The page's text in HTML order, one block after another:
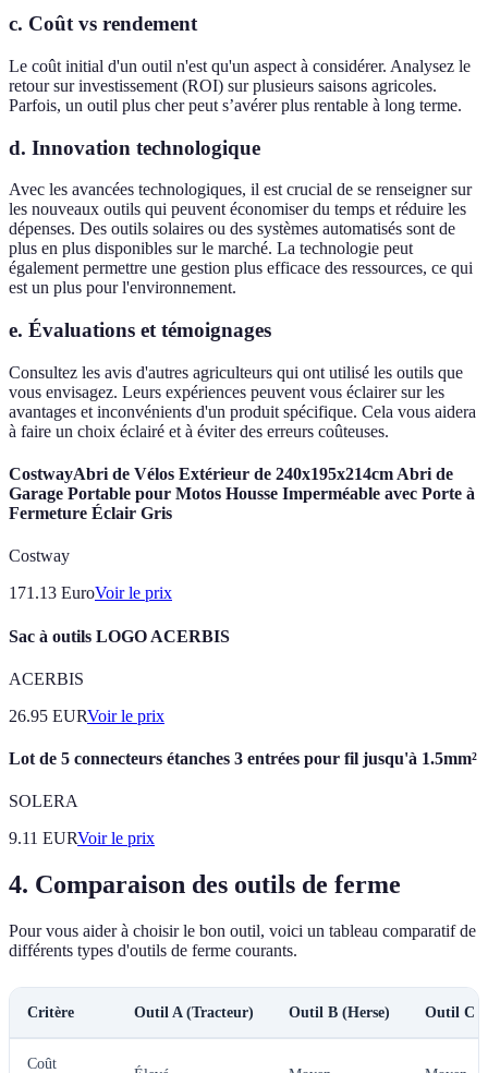
c. Coût vs rendement
Le coût initial d'un outil n'est qu'un aspect à considérer. Analysez le
retour sur investissement (ROI) sur plusieurs saisons agricoles.
Parfois, un outil plus cher peut s’avérer plus rentable à long terme.
d. Innovation technologique
Avec les avancées technologiques, il est crucial de se renseigner sur
les nouveaux outils qui peuvent économiser du temps et réduire les
dépenses. Des outils solaires ou des systèmes automatisés sont de
plus en plus disponibles sur le marché. La technologie peut
également permettre une gestion plus efficace des ressources, ce qui
est un plus pour l'environnement.
e. Évaluations et témoignages
Consultez les avis d'autres agriculteurs qui ont utilisé les outils que
vous envisagez. Leurs expériences peuvent vous éclairer sur les
avantages et inconvénients d'un produit spécifique. Cela vous aidera
à faire un choix éclairé et à éviter des erreurs coûteuses.
CostwayAbri de Vélos Extérieur de 240x195x214cm Abri de
Garage Portable pour Motos Housse Imperméable avec Porte à
Fermeture Éclair Gris
Costway
171.13 EuroVoir le prix
Sac à outils LOGO ACERBIS
ACERBIS
26.95 EURVoir le prix
Lot de 5 connecteurs étanches 3 entrées pour fil jusqu'à 1.5mm²
SOLERA
9.11 EURVoir le prix
4. Comparaison des outils de ferme
Pour vous aider à choisir le bon outil, voici un tableau comparatif de
différents types d'outils de ferme courants.
Critère Outil A (Tracteur) Outil B (Herse) Outil C
Coût